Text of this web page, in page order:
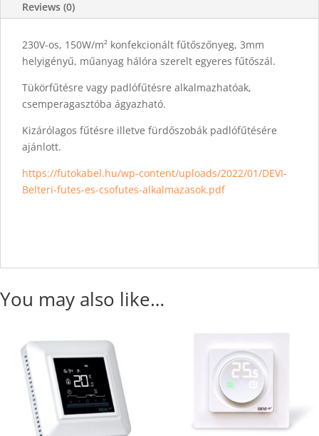
Reviews (0)
230V-os, 150W/m² konfekcionált fűtőszőnyeg, 3mm
helyigényű, műanyag hálóra szerelt egyeres fűtőszál.
Tükörfűtésre vagy padlófűtésre alkalmazhatóak,
csemperagasztóba ágyazható.
Kizárólagos fűtésre illetve fürdőszobák padlófűtésére
ajánlott.
https://futokabel.hu/wp-content/uploads/2022/01/DEVI-
Belteri-futes-es-csofutes-alkalmazasok.pdf
You may also like…